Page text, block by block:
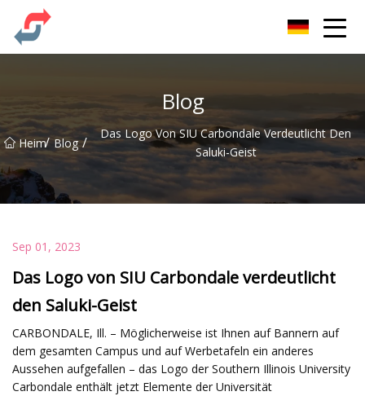
Blog
Heim/ Blog /
Das Logo Von SIU Carbondale Verdeutlicht Den
Saluki-Geist
Sep 01, 2023
Das Logo von SIU Carbondale verdeutlicht
den Saluki-Geist
CARBONDALE, Ill. – Möglicherweise ist Ihnen auf Bannern auf
dem gesamten Campus und auf Werbetafeln ein anderes
Aussehen aufgefallen – das Logo der Southern Illinois University
Carbondale enthält jetzt Elemente der Universität